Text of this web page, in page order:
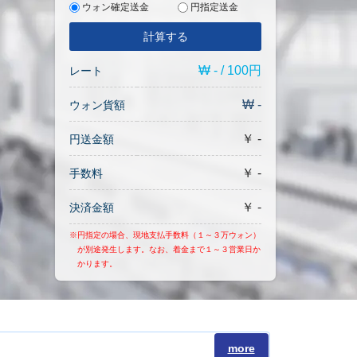
ウォン確定送金 円指定送金
計算する
レート ₩ - / 100円
ウォン貨額 ₩ -
円送金額 ￥ -
手数料 ￥ -
決済金額 ￥ -
※円指定の場合、現地支払手数料（１～３万ウォン）
が別途発生します。なお、着金まで１～３営業日か
かります。
more